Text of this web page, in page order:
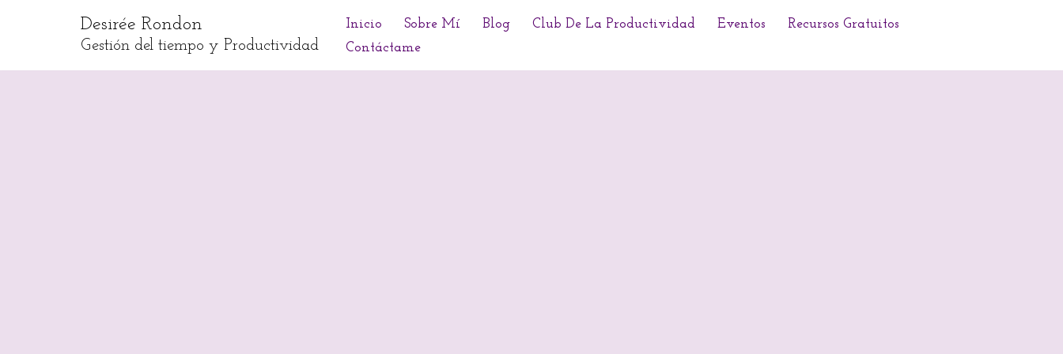
to
Desirée Rondon
Gestión del tiempo y Productividad
Inicio Sobre Mí Blog Club De La Productividad Eventos
Recursos Gratuitos
Contáctame